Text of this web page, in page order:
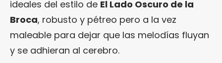
ideales del estilo de El Lado Oscuro de la
Broca, robusto y pétreo pero a la vez
maleable para dejar que las melodías fluyan
y se adhieran al cerebro.